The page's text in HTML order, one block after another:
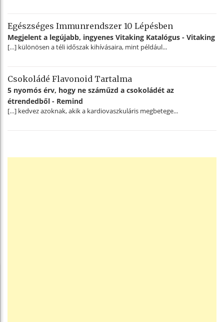
Egészséges Immunrendszer 10 Lépésben
Megjelent a legújabb, ingyenes Vitaking Katalógus - Vitaking
[…] különösen a téli időszak kihívásaira, mint például...
Csokoládé Flavonoid Tartalma
5 nyomós érv, hogy ne száműzd a csokoládét az
étrendedből - Remind
[…] kedvez azoknak, akik a kardiovaszkuláris megbetege...